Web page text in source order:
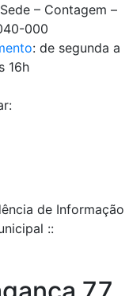
– Contagem –
000
: de segunda a
16h
de Informação
::